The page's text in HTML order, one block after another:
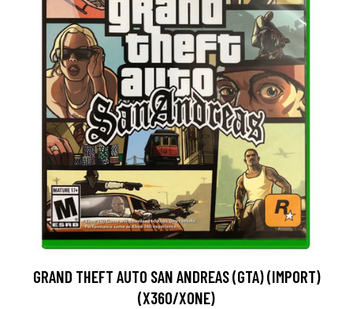
GRAND THEFT AUTO SAN ANDREAS (GTA) (IMPORT)
(X360/XONE)